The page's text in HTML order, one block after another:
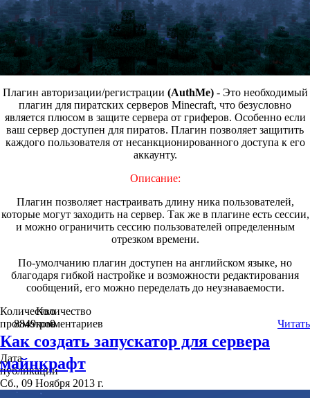
Плагин авторизации/регистрации (AuthMe)- Это необходимый
плагин для пиратских серверов Minecraft, что безусловно
является плюсом в защите сервера от гриферов. Особенно если
ваш сервер доступен для пиратов. Плагин позволяет защитить
каждого пользователя от несанкционированного доступа к его
аккаунту.
Описание:
Плагин позволяет настраивать длину ника пользователей,
которые могут заходить на сервер. Так же в плагине есть сессии,
и можно ограничить сессию пользователей определенным
отрезком времени.
По-умолчанию плагин доступен на английском языке, но
благодаря гибкой настройке и возможности редактирования
сообщений, его можно переделать до неузнаваемости.
Количество
просмотров
8849
Количество
комментариев
0 Читать
Как создать запускатор для сервера
майнкрафт
Дата
публикации
Сб., 09 Ноября 2013 г.